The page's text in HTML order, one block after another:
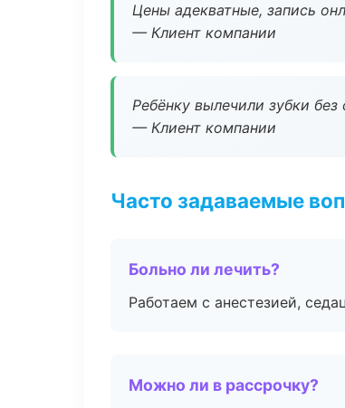
Цены адекватные, запись
— Клиент компании
Ребёнку вылечили зубки
— Клиент компании
Часто задаваемые
Больно ли лечить?
Работаем с анестезией,
Можно ли в рассрочку?